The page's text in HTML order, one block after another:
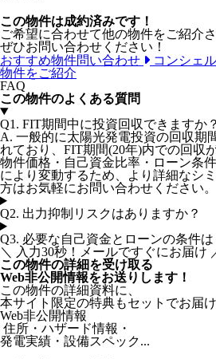
この物件は成約済みです！
ご希望に合わせて他の物件をご紹介
ぜひお問い合わせください！
おすすめ物件問い合わせ
コンシェ
物件をご紹介
FAQ
この物件のよくある質問
Q1. FIT期間中に投資回収できますか？
A. 一般的に太陽光発電投資の回収期
れており、FIT期間(20年)内での回収
物件価格・自己資金比率・ローン条
により変動するため、より詳細なシ
方はお気軽にお問い合わせください。
Q2. 出力抑制リスクはありますか？
Q3. 必要な自己資金とローンの条件は
＼ 入力30秒！メールですぐにお届け
この物件の詳細を受け取る
Web非公開情報をお送りします！
この物件の詳細資料に、
本サイト限定の特典もセットでお届け
Web非公開情報
住所・ハザード情報・
発電実績・設備スペック...